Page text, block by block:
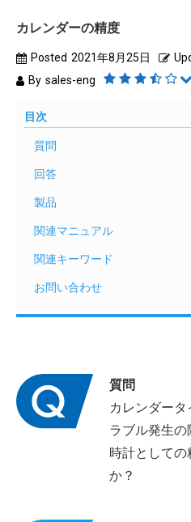
カレンダーの精度
Posted 2021年8月25日
By sales-eng
目次
質問
回答
製品
関連マニュアル
関連キーワード
お問い合わせ
質問
カレンダー
ラブル発生の
時計としての
か？